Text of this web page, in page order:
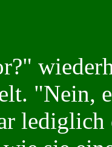
"Nein,